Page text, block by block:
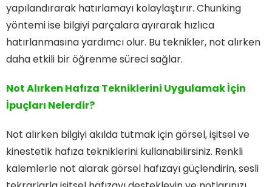
yapılandırarak hatırlamayı kolaylaştırır. Chunking
yöntemi ise bilgiyi parçalara ayırarak hızlıca
hatırlanmasına yardımcı olur. Bu teknikler, not alırken
daha etkili bir öğrenme süreci sağlar.
Not Alırken Hafıza Tekniklerini Uygulamak İçin
İpuçları Nelerdir?
Not alırken bilgiyi akılda tutmak için görsel, işitsel ve
kinestetik hafıza tekniklerini kullanabilirsiniz. Renkli
kalemlerle not alarak görsel hafızayı güçlendirin, sesli